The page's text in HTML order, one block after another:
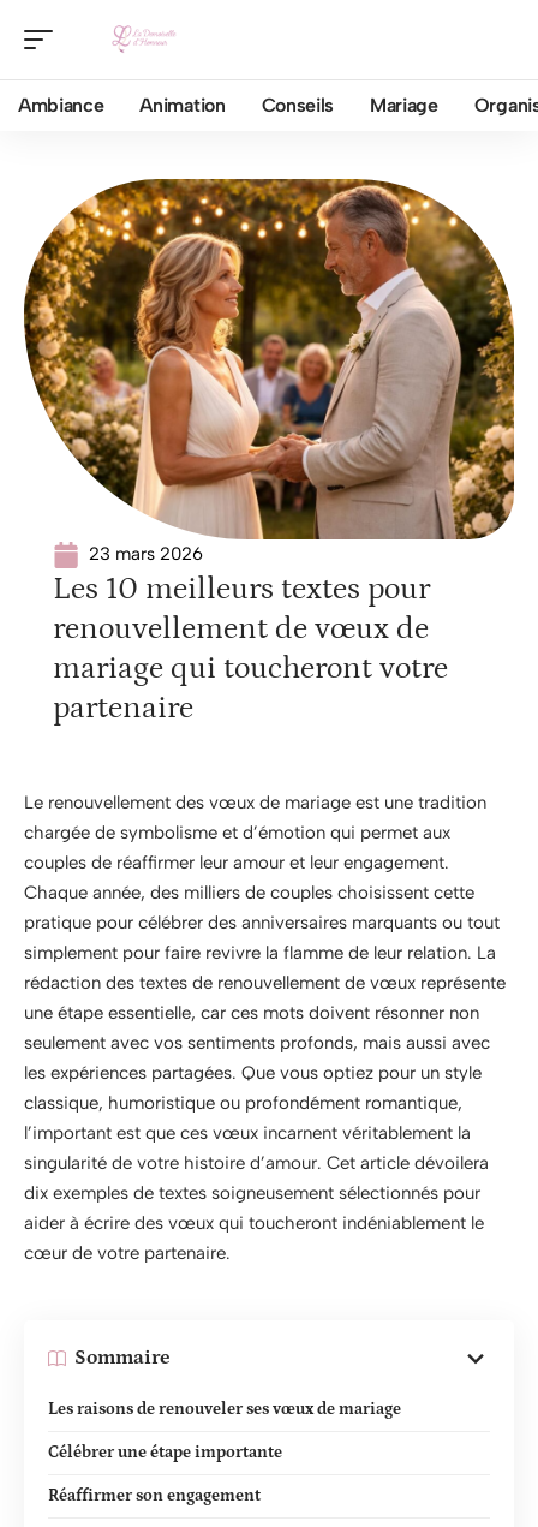
Ambiance Animation Conseils Mariage
23 mars 2026
Les 10 meilleurs textes pour
renouvellement de vœux de
mariage qui toucheront votre
partenaire
Le renouvellement des vœux de mariage est une tradition
chargée de symbolisme et d’émotion qui permet aux
couples de réaffirmer leur amour et leur engagement.
Chaque année, des milliers de couples choisissent cette
pratique pour célébrer des anniversaires marquants ou tout
simplement pour faire revivre la flamme de leur relation. La
rédaction des textes de renouvellement de vœux représente
une étape essentielle, car ces mots doivent résonner non
seulement avec vos sentiments profonds, mais aussi avec
les expériences partagées. Que vous optiez pour un style
classique, humoristique ou profondément romantique,
l’important est que ces vœux incarnent véritablement la
singularité de votre histoire d’amour. Cet article dévoilera
dix exemples de textes soigneusement sélectionnés pour
aider à écrire des vœux qui toucheront indéniablement le
cœur de votre partenaire.
Sommaire
Les raisons de renouveler ses vœux de mariage
Célébrer une étape importante
Réaffirmer son engagement